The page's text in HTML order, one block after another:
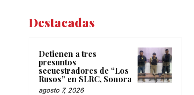
Destacadas
Detienen a tres
presuntos
secuestradores de “Los
Rusos” en SLRC, Sonora
agosto 7, 2026